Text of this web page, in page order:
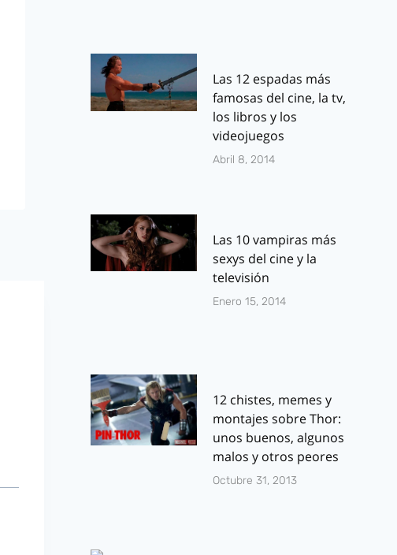
Las 12 espadas más
famosas del cine, la tv,
los libros y los
videojuegos
Abril 8, 2014
Las 10 vampiras más
sexys del cine y la
televisión
Enero 15, 2014
12 chistes, memes y
montajes sobre Thor:
unos buenos, algunos
malos y otros peores
Octubre 31, 2013